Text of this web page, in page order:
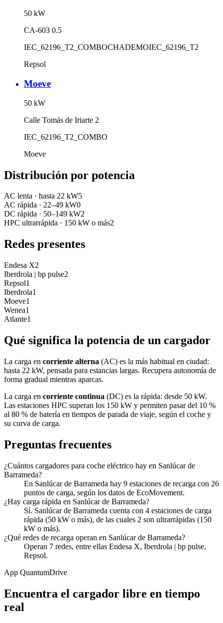
50 kW
CA-603 0.5
IEC_62196_T2_COMBOCHADEMOIEC_62196_T2
Repsol
Moeve
50 kW
Calle Tomás de Iriarte 2
IEC_62196_T2_COMBO
Moeve
Distribución por potencia
AC lenta · hasta 22 kW5
AC rápida · 22–49 kW0
DC rápida · 50–149 kW2
HPC ultrarrápida · 150 kW o más2
Redes presentes
Endesa X2
Iberdrola | bp pulse2
Repsol1
Iberdrola1
Moeve1
Wenea1
Atlante1
Qué significa la potencia de un cargador
La carga en corriente alterna (AC) es la más habitual en ciudad:
hasta 22 kW, pensada para estancias largas. Recupera autonomía de
forma gradual mientras aparcas.
La carga en corriente continua (DC) es la rápida: desde 50 kW.
Las estaciones HPC superan los 150 kW y permiten pasar del 10 %
al 80 % de batería en tiempos de parada de viaje, según el coche y
su curva de carga.
Preguntas frecuentes
¿Cuántos cargadores para coche eléctrico hay en Sanlúcar de
Barrameda?
En Sanlúcar de Barrameda hay 9 estaciones de recarga con 26
puntos de carga, según los datos de EcoMovement.
¿Hay carga rápida en Sanlúcar de Barrameda?
Sí. Sanlúcar de Barrameda cuenta con 4 estaciones de carga
rápida (50 kW o más), de las cuales 2 son ultrarrápidas (150
kW o más).
¿Qué redes de recarga operan en Sanlúcar de Barrameda?
Operan 7 redes, entre ellas Endesa X, Iberdrola | bp pulse,
Repsol.
App QuantumDrive
Encuentra el cargador libre en tiempo
real